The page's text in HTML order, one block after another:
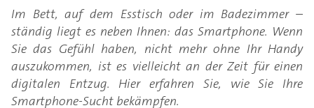
Im Bett, auf dem Esstisch oder im Badezimmer –
ständig liegt es neben Ihnen: das Smartphone. Wenn
Sie das Gefühl haben, nicht mehr ohne Ihr Handy
auszukommen, ist es vielleicht an der Zeit für einen
digitalen Entzug. Hier erfahren Sie, wie Sie Ihre
Smartphone-Sucht bekämpfen.